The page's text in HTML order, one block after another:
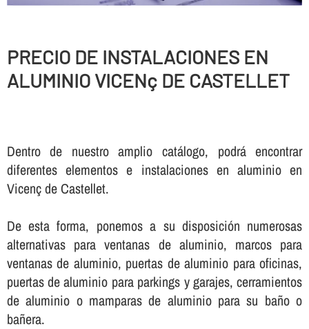
PRECIO DE INSTALACIONES EN
ALUMINIO VICENç DE CASTELLET
Dentro de nuestro amplio catálogo, podrá encontrar
diferentes elementos e instalaciones en aluminio en
Vicenç de Castellet.
De esta forma, ponemos a su disposición numerosas
alternativas para ventanas de aluminio, marcos para
ventanas de aluminio, puertas de aluminio para oficinas,
puertas de aluminio para parkings y garajes, cerramientos
de aluminio o mamparas de aluminio para su baño o
bañera.